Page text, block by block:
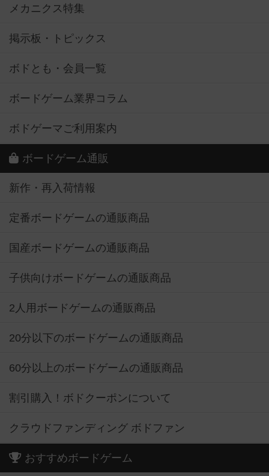
メカニクス特集
掲示板・トピックス
ボドとも・会員一覧
ボードゲーム業界コラム
ボドゲーマご利用案内
ボードゲーム通販
新作・再入荷情報
定番ボードゲームの通販商品
国産ボードゲームの通販商品
子供向けボードゲームの通販商品
2人用ボードゲームの通販商品
20分以下のボードゲームの通販商品
60分以上のボードゲームの通販商品
割引購入！ボドクーポンについて
クラウドファンディング ボドファン
おすすめボードゲーム